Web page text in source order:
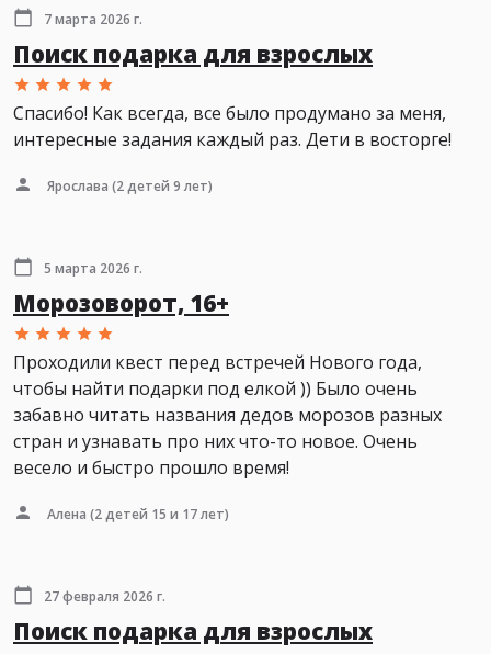
7 марта 2026 г.
Поиск подарка для взрослых
Спасибо! Как всегда, все было продумано за меня,
интересные задания каждый раз. Дети в восторге!
Ярослава (2 детей 9 лет)
5 марта 2026 г.
Морозоворот, 16+
Проходили квест перед встречей Нового года,
чтобы найти подарки под елкой )) Было очень
забавно читать названия дедов морозов разных
стран и узнавать про них что-то новое. Очень
весело и быстро прошло время!
Алена (2 детей 15 и 17 лет)
27 февраля 2026 г.
Поиск подарка для взрослых